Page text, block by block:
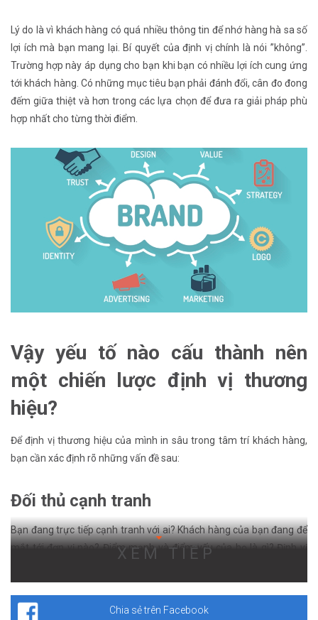
Lý do là vì khách hàng có quá nhiều thông tin để nhớ hàng hà sa số
lợi ích mà bạn mang lại. Bí quyết của định vị chính là nói ”không”.
Trường hợp này áp dụng cho bạn khi bạn có nhiều lợi ích cung ứng
tới khách hàng. Có những mục tiêu bạn phải đánh đổi, cân đo đong
đếm giữa thiệt và hơn trong các lựa chọn để đưa ra giải pháp phù
hợp nhất cho từng thời điểm.
Vậy yếu tố nào cấu thành nên
một chiến lược định vị thương
hiệu?
Để định vị thương hiệu của mình in sâu trong tâm trí khách hàng,
bạn cần xác định rõ những vấn đề sau:
Đối thủ cạnh tranh
Bạn đang trực tiếp cạnh tranh với ai? Khách hàng của bạn đang để
mắt tới đơn vị nào? Điểm mạnh và điểm yếu của họ là gì? Định vị
đẩy những điểm mạnh của bạn nếu nó có ý nghĩa với khách hàng
của bạn.
XEM TIẾP
Chia sẻ trên Facebook